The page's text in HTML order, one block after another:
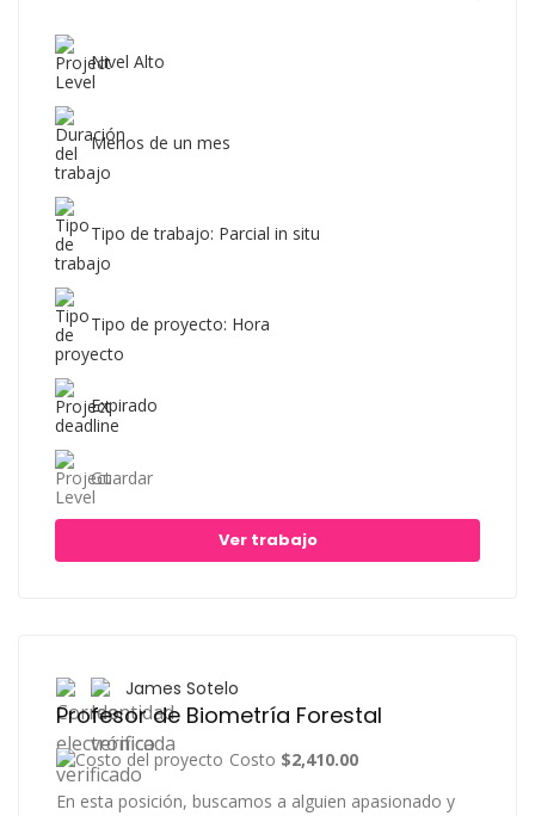
Nivel Alto
Menos de un mes
Tipo de trabajo: Parcial in situ
Tipo de proyecto: Hora
Expirado
Guardar
Ver trabajo
James Sotelo
Profesor de Biometría Forestal
Costo $2,410.00
En esta posición, buscamos a alguien apasionado y